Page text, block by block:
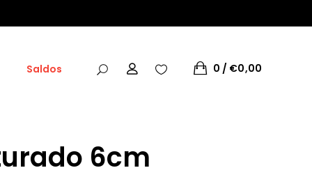
Saldos 0 €0,00
6cm